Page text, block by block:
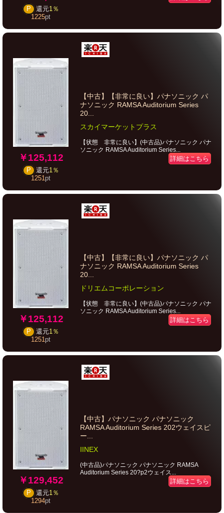
P 還元1％
1225pt
￥125,112
P 還元1％
1251 pt
【中古】【非常に良い】パナソニック パ
ナソニック RAMSA Auditorium Series
20...
スカイマーケットプラス
【状態 非常に良い】(中古品)パナソニック パナ
ソニック RAMSA Auditorium Series...
詳細はこちら
￥125,112
P 還元1％
1251 pt
【中古】【非常に良い】パナソニック パ
ナソニック RAMSA Auditorium Series
20...
ドリエムコーポレーション
【状態 非常に良い】(中古品)パナソニック パナ
ソニック RAMSA Auditorium Series...
詳細はこちら
￥129,452
P 還元1％
1294pt
【中古】パナソニック パナソニック
RAMSA Auditorium Series 202ウェイスピ
ー...
IINEX
(中古品)パナソニック パナソニック RAMSA
Auditorium Series 20?p2ウェイス...
詳細はこちら